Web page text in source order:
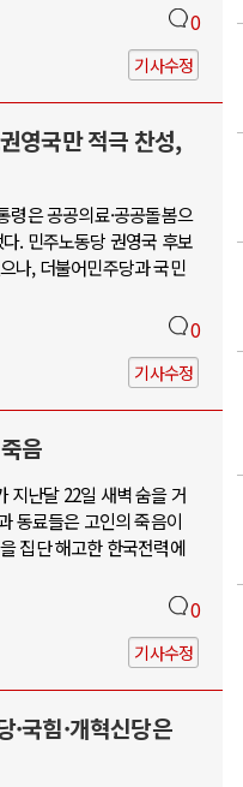
0
기사수정
영국만 적극 찬성,
령은 공공의료·공공돌봄으
. 민주노동당 권영국 후보
나, 더불어민주당과 국민
0
기사수정
음
지난달 22일 새벽 숨을 거
동료들은 고인의 죽음이
집단 해고한 한국전력에
0
기사수정
국힘·개혁신당은